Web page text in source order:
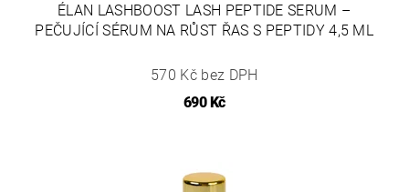
ÉLAN LASHBOOST LASH PEPTIDE SERUM –
PEČUJÍCÍ SÉRUM NA RŮST ŘAS S PEPTIDY 4,5 ML
570 Kč bez DPH
690 Kč